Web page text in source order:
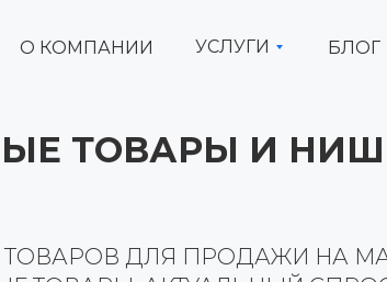
УСЛУГИ БЛОГ
О КОМПАНИИ
ТОВАРЫ И
ДЛЯ ПРОДАЖИ НА